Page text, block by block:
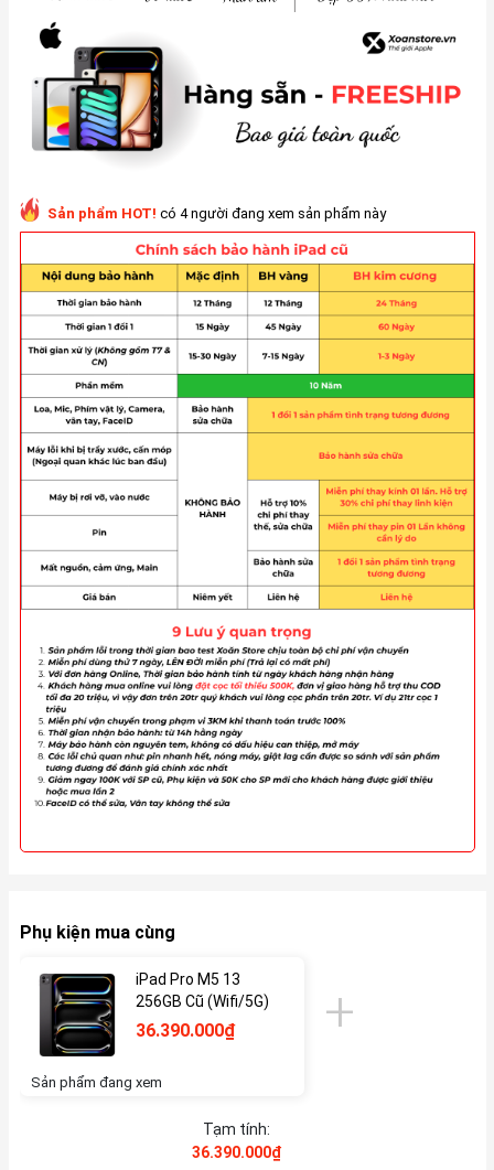
Sản phẩm HOT! có 4 người đang xem sản phẩm này
Phụ kiện mua cùng
iPad Pro M5 13
256GB Cũ (Wifi/5G)
36.390.000₫
Sản phẩm đang xem
Tạm tính:
36.390.000₫